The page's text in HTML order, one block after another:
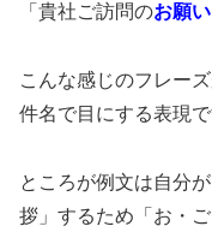
「貴社ご訪問のお願い
こんな感じのフレー
件名で目にする表現で
ところが例文は自分
拶」するため「お・